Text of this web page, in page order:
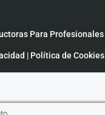
Para Profesionales
| Política de Cookies